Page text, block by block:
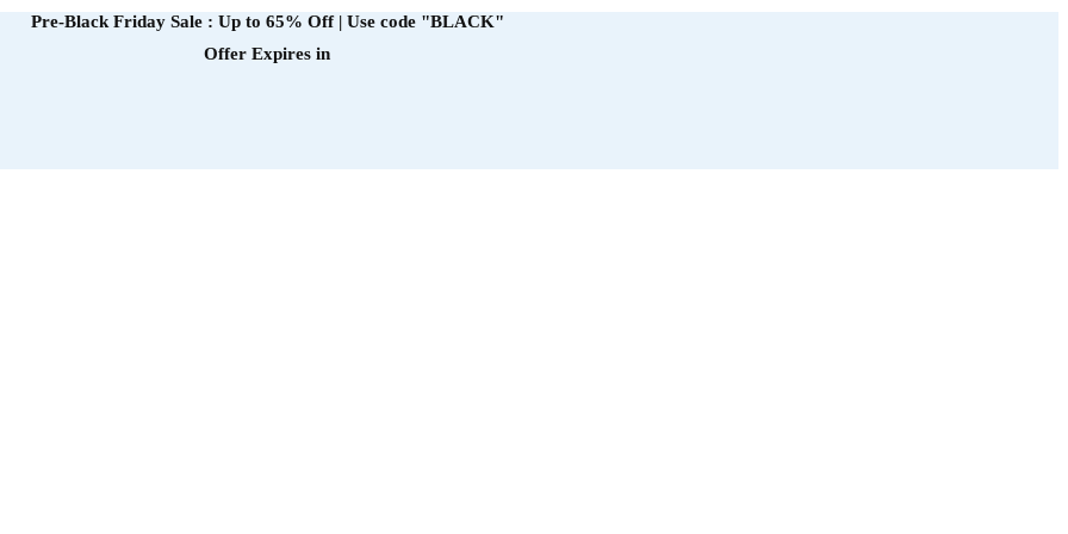
Pre-Black Friday Sale : Up to 65% Off | Use code "BLACK"
Offer Expires in